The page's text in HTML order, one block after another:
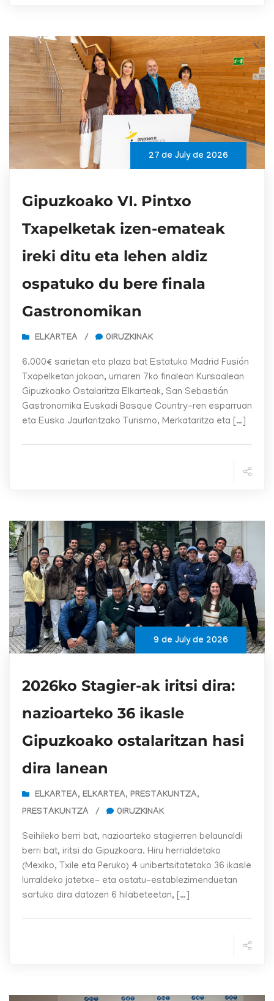
27 de July de 2026
Gipuzkoako VI. Pintxo
Txapelketak izen-emateak
ireki ditu eta lehen aldiz
ospatuko du bere finala
Gastronomikan
ELKARTEA / 0IRUZKINAK
6.000€ sarietan eta plaza bat Estatuko Madrid Fusión
Txapelketan jokoan, urriaren 7ko finalean Kursaalean
Gipuzkoako Ostalaritza Elkarteak, San Sebastián
Gastronomika Euskadi Basque Country-ren esparruan
eta Eusko Jaurlaritzako Turismo, Merkataritza eta […]
9 de July de 2026
2026ko Stagier-ak iritsi dira:
nazioarteko 36 ikasle
Gipuzkoako ostalaritzan hasi
dira lanean
ELKARTEA, ELKARTEA, PRESTAKUNTZA,
PRESTAKUNTZA / 0IRUZKINAK
Seihileko berri bat, nazioarteko stagierren belaunaldi
berri bat, iritsi da Gipuzkoara. Hiru herrialdetako
(Mexiko, Txile eta Peruko) 4 unibertsitatetako 36 ikasle
lurraldeko jatetxe- eta ostatu-establezimenduetan
sartuko dira datozen 6 hilabeteetan, […]